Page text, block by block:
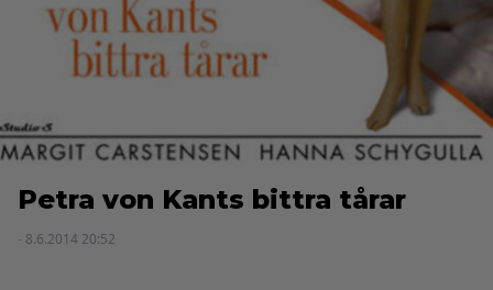
Petra von Kants bittra tårar
- 8.6.2014 20:52